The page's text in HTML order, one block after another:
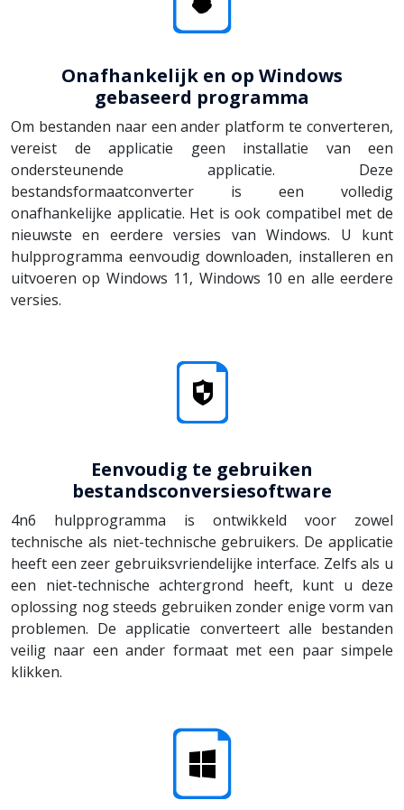
Onafhankelijk en op Windows
gebaseerd programma
Om bestanden naar een ander platform te converteren,
vereist de applicatie geen installatie van een
ondersteunende applicatie. Deze
bestandsformaatconverter is een volledig
onafhankelijke applicatie. Het is ook compatibel met de
nieuwste en eerdere versies van Windows. U kunt
hulpprogramma eenvoudig downloaden, installeren en
uitvoeren op Windows 11, Windows 10 en alle eerdere
versies.
Eenvoudig te gebruiken
bestandsconversiesoftware
4n6 hulpprogramma is ontwikkeld voor zowel
technische als niet-technische gebruikers. De applicatie
heeft een zeer gebruiksvriendelijke interface. Zelfs als u
een niet-technische achtergrond heeft, kunt u deze
oplossing nog steeds gebruiken zonder enige vorm van
problemen. De applicatie converteert alle bestanden
veilig naar een ander formaat met een paar simpele
klikken.